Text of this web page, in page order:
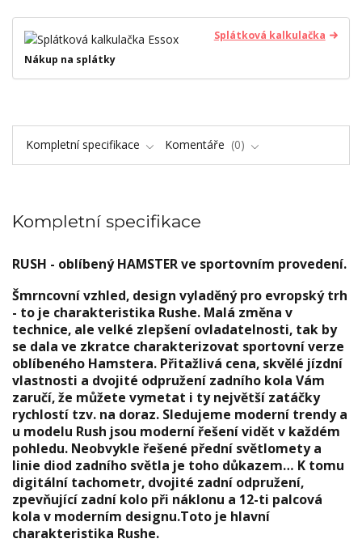
Splátková kalkulačka
Nákup na splátky
Kompletní specifikace Komentáře 0
Kompletní specifikace
RUSH - oblíbený HAMSTER ve sportovním provedení.
Šmrncovní vzhled, design vyladěný pro evropský trh
- to je charakteristika Rushe. Malá změna v
technice, ale velké zlepšení ovladatelnosti, tak by
se dala ve zkratce charakterizovat sportovní verze
oblíbeného Hamstera. Přitažlivá cena, skvělé jízdní
vlastnosti a dvojité odpružení zadního kola Vám
zaručí, že můžete vymetat i ty největší zatáčky
rychlostí tzv. na doraz. Sledujeme moderní trendy a
u modelu Rush jsou moderní řešení vidět v každém
pohledu. Neobvykle řešené přední světlomety a
linie diod zadního světla je toho důkazem… K tomu
digitální tachometr, dvojité zadní odpružení,
zpevňující zadní kolo při náklonu a 12-ti palcová
kola v moderním designu.Toto je hlavní
charakteristika Rushe.